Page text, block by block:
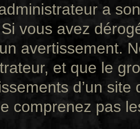
a
vous avez
avertissement.
et que le
d’un
comprenez pas